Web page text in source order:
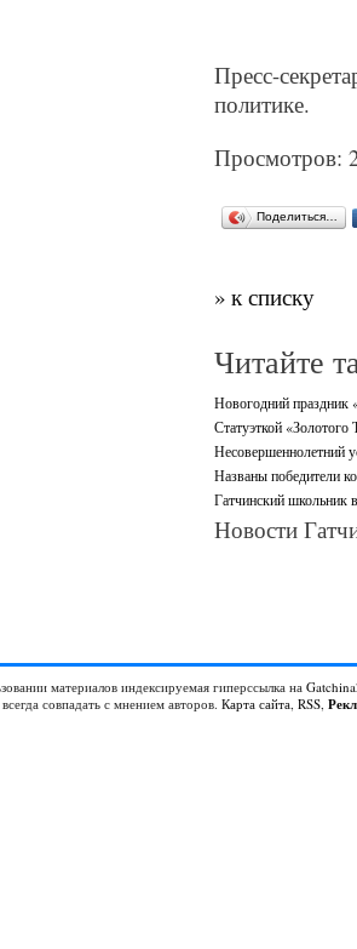
Пресс-
политике.
Просмотров:
Поделиться…
» к списку
Читайте
Новогодний праздник
Статуэткой «Золотого
Несовершеннолетний
Названы победители
Гатчинский школьник
Новости
материалов индексируемая гиперссылка на
совпадать с мнением авторов. Карта сайта, RSS,